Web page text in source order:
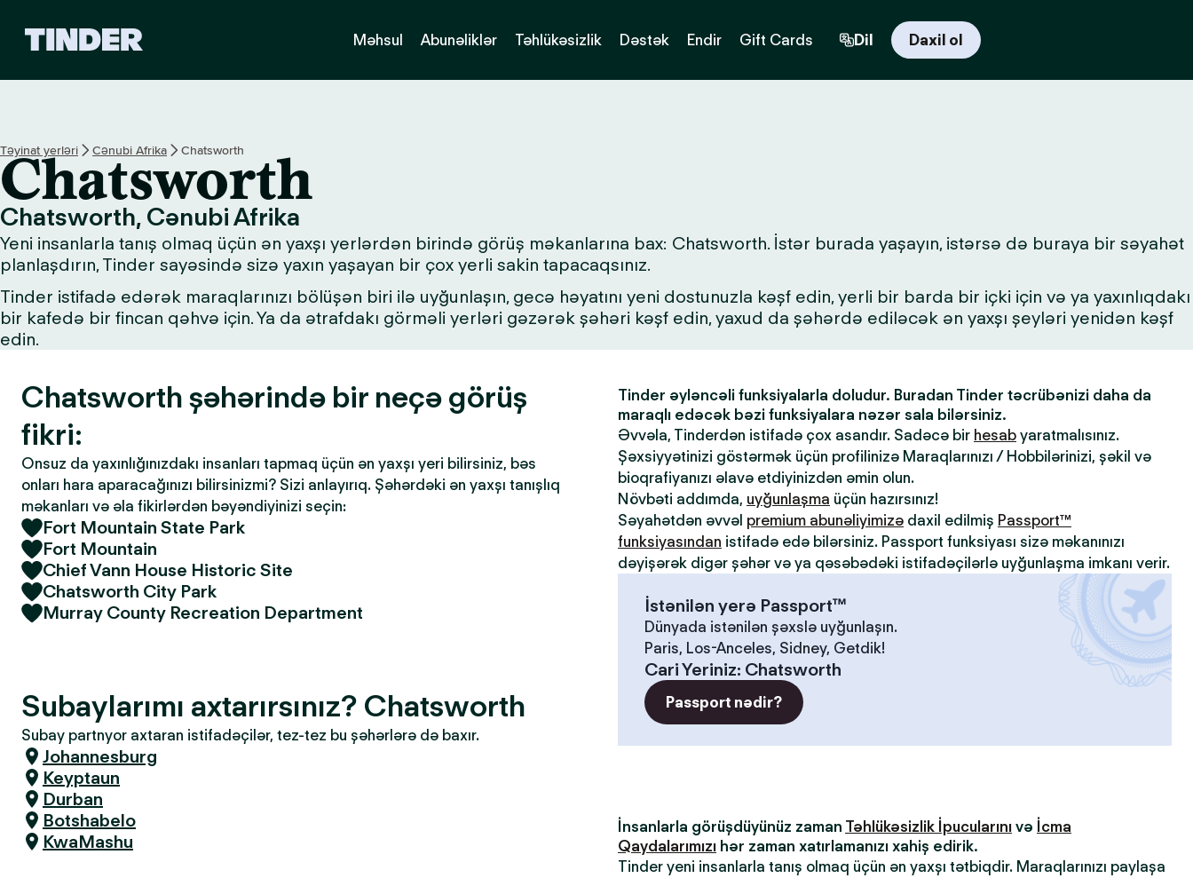
H
o
m
e
Məhsul Abunəliklər Təhlükəsizlik Dəstək Endir Gift Cards Dil Daxil ol
Təyinat yerləri Cənubi Afrika Chatsworth
Chatsworth
Chatsworth, Cənubi Afrika
Yeni insanlarla tanış olmaq üçün ən yaxşı yerlərdən birində görüş məkanlarına bax: Chatsworth. İstər burada yaşayın, istərsə də buraya bir səyahət
planlaşdırın, Tinder sayəsində sizə yaxın yaşayan bir çox yerli sakin tapacaqsınız.
Tinder istifadə edərək maraqlarınızı bölüşən biri ilə uyğunlaşın, gecə həyatını yeni dostunuzla kəşf edin, yerli bir barda bir içki için və ya yaxınlıqdakı
bir kafedə bir fincan qəhvə için. Ya da ətrafdakı görməli yerləri gəzərək şəhəri kəşf edin, yaxud da şəhərdə ediləcək ən yaxşı şeyləri yenidən kəşf
edin.
Chatsworth şəhərində bir neçə görüş
fikri:
Onsuz da yaxınlığınızdakı insanları tapmaq üçün ən yaxşı yeri bilirsiniz, bəs
onları hara aparacağınızı bilirsinizmi? Sizi anlayırıq. Şəhərdəki ən yaxşı tanışlıq
məkanları və əla fikirlərdən bəyəndiyinizi seçin:
Fort Mountain State Park
Fort Mountain
Chief Vann House Historic Site
Chatsworth City Park
Murray County Recreation Department
Subaylarımı axtarırsınız? Chatsworth
Subay partnyor axtaran istifadəçilər, tez-tez bu şəhərlərə də baxır.
Johannesburg
Keyptaun
Durban
Botshabelo
KwaMashu
Tinder əyləncəli funksiyalarla doludur. Buradan Tinder təcrübənizi daha da
maraqlı edəcək bəzi funksiyalara nəzər sala bilərsiniz.
Əvvəla, Tinderdən istifadə çox asandır. Sadəcə bir hesab yaratmalısınız.
Şəxsiyyətinizi göstərmək üçün profilinizə Maraqlarınızı / Hobbilərinizi, şəkil və
bioqrafiyanızı əlavə etdiyinizdən əmin olun.
Növbəti addımda, uyğunlaşma üçün hazırsınız!
Səyahətdən əvvəl premium abunəliyimizə daxil edilmiş Passport™
funksiyasından istifadə edə bilərsiniz. Passport funksiyası sizə məkanınızı
dəyişərək digər şəhər və ya qəsəbədəki istifadəçilərlə uyğunlaşma imkanı verir.
İstənilən yerə Passport™
Dünyada istənilən şəxslə uyğunlaşın.
Paris, Los-Anceles, Sidney, Getdik!
Cari Yeriniz: Chatsworth
Passport nədir?
İnsanlarla görüşdüyünüz zaman Təhlükəsizlik İpucularını və İcma
Qaydalarımızı hər zaman xatırlamanızı xahiş edirik.
Tinder yeni insanlarla tanış olmaq üçün ən yaxşı tətbiqdir. Maraqlarınızı paylaşa